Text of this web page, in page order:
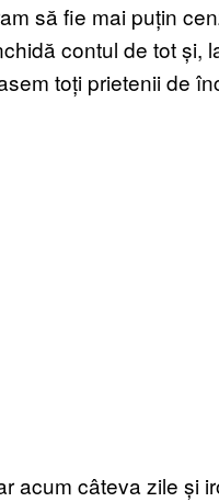
să fie mai puțin
contul de tot și,
toți prietenii de
acum câteva zile și